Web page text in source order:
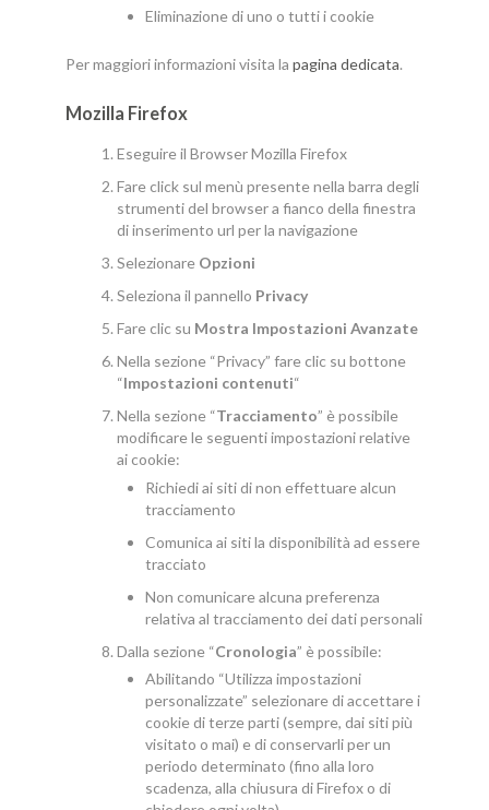
Eliminazione di uno o tutti i cookie
Per maggiori informazioni visita la pagina dedicata.
Mozilla Firefox
Eseguire il Browser Mozilla Firefox
Fare click sul menù presente nella barra degli
strumenti del browser a fianco della finestra
di inserimento url per la navigazione
Selezionare Opzioni
Seleziona il pannello Privacy
Fare clic su Mostra Impostazioni Avanzate
Nella sezione “Privacy” fare clic su bottone
“Impostazioni contenuti“
Nella sezione “Tracciamento” è possibile
modificare le seguenti impostazioni relative
ai cookie:
Richiedi ai siti di non effettuare alcun
tracciamento
Comunica ai siti la disponibilità ad essere
tracciato
Non comunicare alcuna preferenza
relativa al tracciamento dei dati personali
Dalla sezione “Cronologia” è possibile:
Abilitando “Utilizza impostazioni
personalizzate” selezionare di accettare i
cookie di terze parti (sempre, dai siti più
visitato o mai) e di conservarli per un
periodo determinato (fino alla loro
scadenza, alla chiusura di Firefox o di